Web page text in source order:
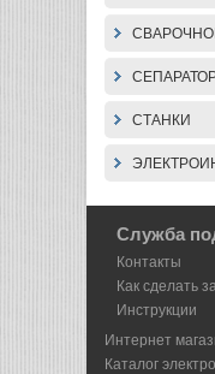
СТАНКИ
Служба
Контакты
Как сделать
Инструкции
Интернет
Каталог